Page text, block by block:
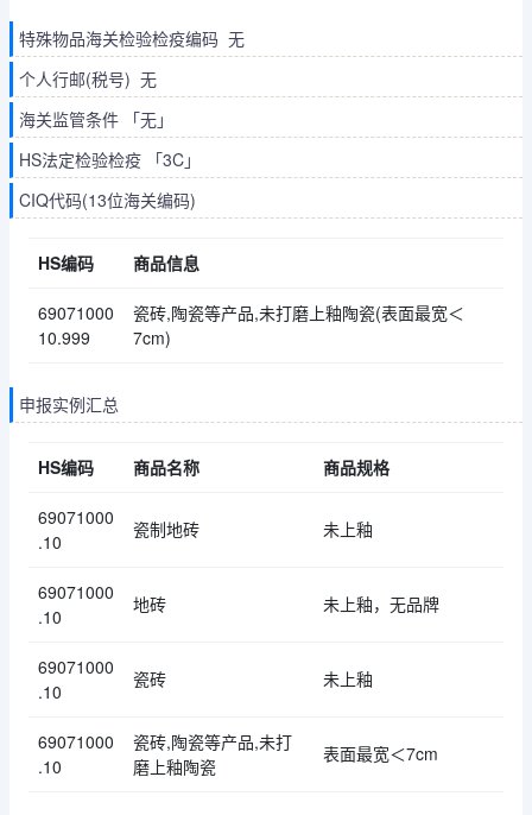
特殊物品海关检验检疫编码 无
个人行邮(税号) 无
海关监管条件 「无」
HS法定检验检疫 「3C」
CIQ代码(13位海关编码)
HS编码 商品信息
69071000
10.999
瓷砖,陶瓷等产品,未打磨上釉陶瓷(表面最宽＜
7cm)
申报实例汇总
HS编码 商品名称 商品规格
69071000
.10
瓷制地砖 未上釉
69071000
.10
地砖 未上釉，无品牌
69071000
.10
瓷砖 未上釉
69071000
.10
瓷砖,陶瓷等产品,未打
磨上釉陶瓷
表面最宽＜7cm